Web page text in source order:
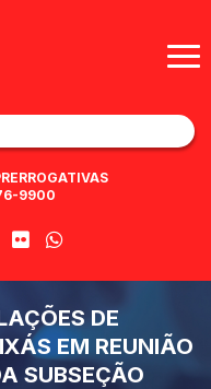
9900
DE
EM REUNIÃO
SUBSEÇÃO